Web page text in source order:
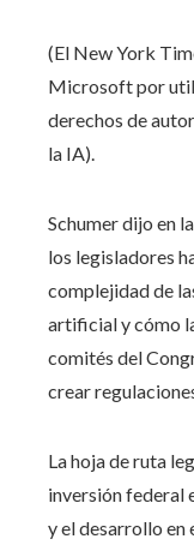
(El New York
Microsoft por
derechos de
la IA).
Schumer dijo en
los legisladores
complejidad de
artificial y cómo
comités del
crear
La hoja de ruta
inversión federal
y el desarrollo en